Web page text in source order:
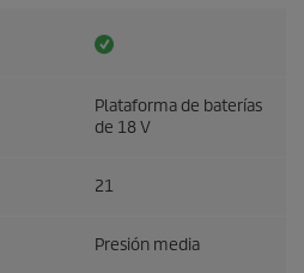
Plataforma de baterías
de 18 V
21
Presión media